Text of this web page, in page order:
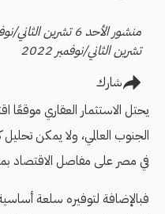
تشرين الثاني/نوفمبر 2022
شارك
يحتل الاستثمار العقاري موقعًا
الجنوب العالمي، ولا يمكن
في مصر على مفاصل الاقتصاد
فبالإضافة لتوفيره سلعة